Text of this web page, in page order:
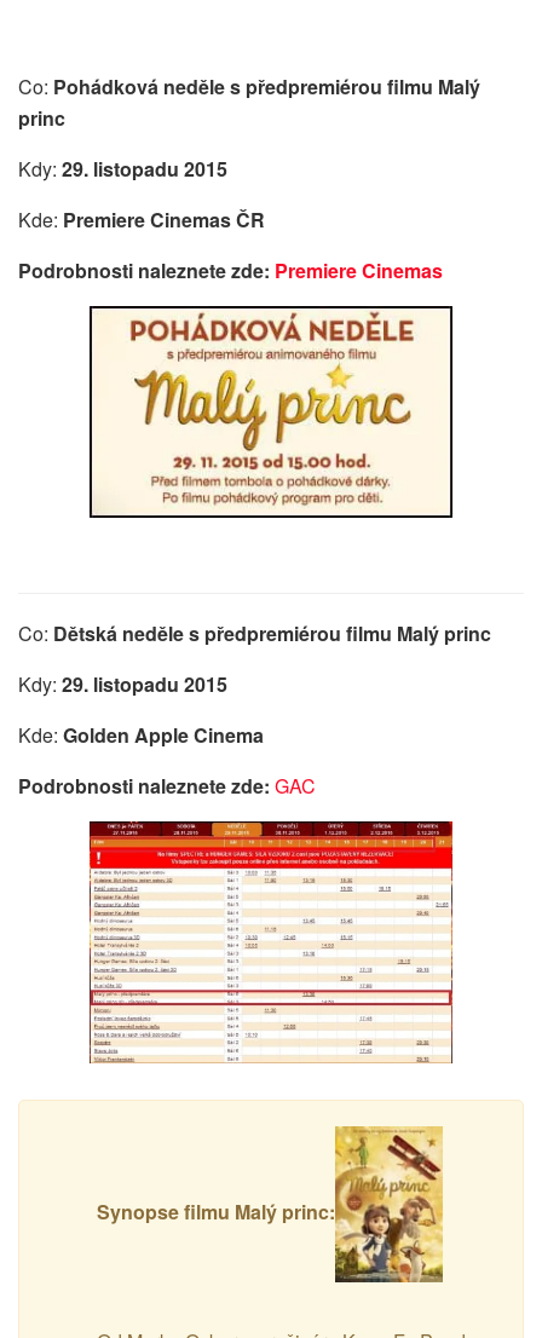
Co: Pohádková neděle s předpremiérou filmu Malý
princ
Kdy: 29. listopadu 2015
Kde: Premiere Cinemas ČR
Podrobnosti naleznete zde: Premiere Cinemas
Co: Dětská neděle s předpremiérou filmu Malý princ
Kdy: 29. listopadu 2015
Kde: Golden Apple Cinema
Podrobnosti naleznete zde: GAC
Synopse filmu Malý princ: